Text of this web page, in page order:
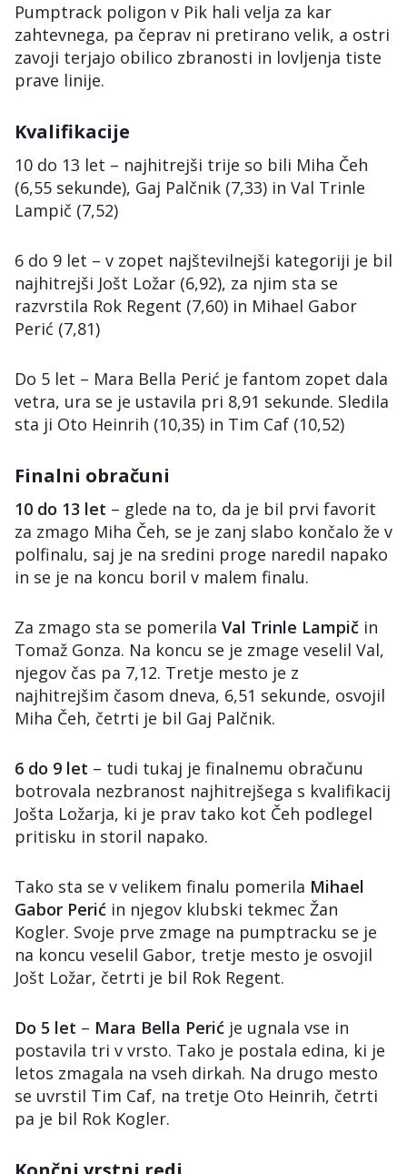
Pumptrack poligon v Pik hali velja za kar
zahtevnega, pa čeprav ni pretirano velik, a ostri
zavoji terjajo obilico zbranosti in lovljenja tiste
prave linije.
Kvalifikacije
10 do 13 let – najhitrejši trije so bili Miha Čeh
(6,55 sekunde), Gaj Palčnik (7,33) in Val Trinle
Lampič (7,52)
6 do 9 let – v zopet najštevilnejši kategoriji je bil
najhitrejši Jošt Ložar (6,92), za njim sta se
razvrstila Rok Regent (7,60) in Mihael Gabor
Perić (7,81)
Do 5 let – Mara Bella Perić je fantom zopet dala
vetra, ura se je ustavila pri 8,91 sekunde. Sledila
sta ji Oto Heinrih (10,35) in Tim Caf (10,52)
Finalni obračuni
10 do 13 let – glede na to, da je bil prvi favorit
za zmago Miha Čeh, se je zanj slabo končalo že v
polfinalu, saj je na sredini proge naredil napako
in se je na koncu boril v malem finalu.
Za zmago sta se pomerila Val Trinle Lampič in
Tomaž Gonza. Na koncu se je zmage veselil Val,
njegov čas pa 7,12. Tretje mesto je z
najhitrejšim časom dneva, 6,51 sekunde, osvojil
Miha Čeh, četrti je bil Gaj Palčnik.
6 do 9 let – tudi tukaj je finalnemu obračunu
botrovala nezbranost najhitrejšega s kvalifikacij
Jošta Ložarja, ki je prav tako kot Čeh podlegel
pritisku in storil napako.
Tako sta se v velikem finalu pomerila Mihael
Gabor Perić in njegov klubski tekmec Žan
Kogler. Svoje prve zmage na pumptracku se je
na koncu veselil Gabor, tretje mesto je osvojil
Jošt Ložar, četrti je bil Rok Regent.
Do 5 let – Mara Bella Perić je ugnala vse in
postavila tri v vrsto. Tako je postala edina, ki je
letos zmagala na vseh dirkah. Na drugo mesto
se uvrstil Tim Caf, na tretje Oto Heinrih, četrti
pa je bil Rok Kogler.